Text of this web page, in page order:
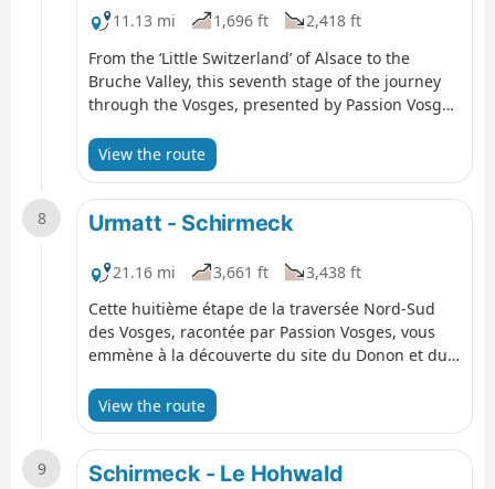
11.13 mi 1,696 ft
2,418 ft
From the ‘Little Switzerland’ of Alsace to the
Bruche Valley, this seventh stage of the journey
through the Vosges, presented by Passion Vosges
you through the wild heights of the Schneeberg
and introduces you to the castles and the Nideck
Waterfall between Wangenbourg-Engenthal and
Urmatt. A stage narrated by Romain Gascon. The
otherwise stated.
View the route
8 Urmatt - Schirmeck
21.16 mi 3,661 ft
3,438 ft
Cette huitième étape de la traversée Nord-Sud
des Vosges, racontée par Passion Vosges, vous
emmène à la découverte du site du Donon et du
randonnée est assuré par Romain Gascon et vous
pouvez le retrouver - comme l'ensemble des
étapes de la traversée- dans Passion Vosges, le
magazine des randonneurs édité par les DNA et
View the route
9 Schirmeck - Le Hohwald